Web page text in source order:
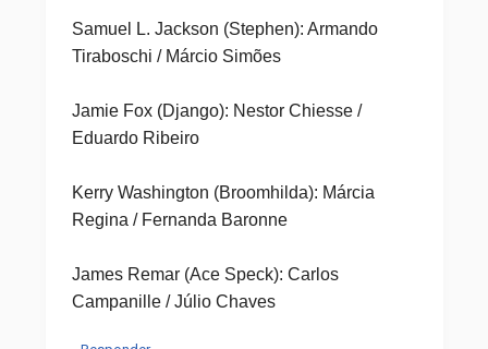
Samuel L. Jackson (Stephen): Armando
Tiraboschi / Márcio Simões
Jamie Fox (Django): Nestor Chiesse /
Eduardo Ribeiro
Kerry Washington (Broomhilda): Márcia
Regina / Fernanda Baronne
James Remar (Ace Speck): Carlos
Campanille / Júlio Chaves